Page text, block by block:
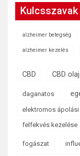
Kulcsszavak
alzheimer betegség
alzheimer kezelés
CBD CBD olaj
daganatos
elektromos ápolási
felfekvés kezelése
fogászat